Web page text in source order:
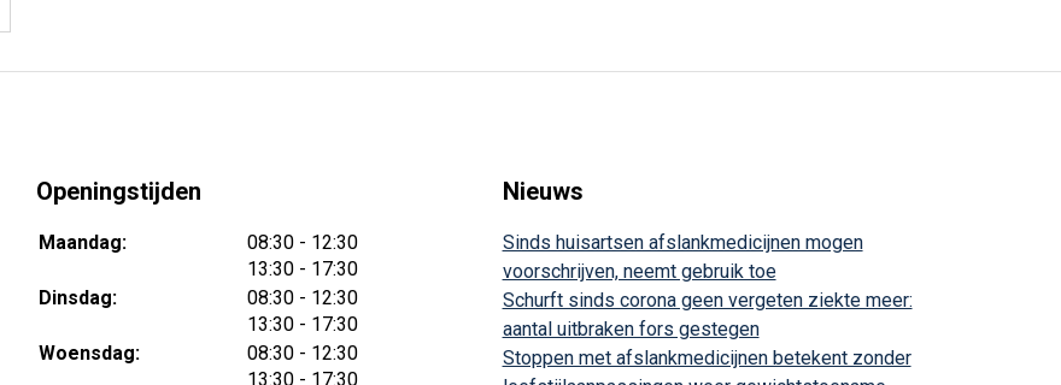
Openingstijden
Maandag: 08:30 tot
- 12:30
13:30 tot
- 17:30
Dinsdag:
08:30 tot
- 12:30
13:30 tot
- 17:30
Woensdag:
08:30 tot
- 12:30
13:30 tot
- 17:30
Nieuws
Sinds huisartsen afslankmedicijnen mogen
voorschrijven, neemt gebruik toe
Schurft sinds corona geen vergeten ziekte meer:
aantal uitbraken fors gestegen
Stoppen met afslankmedicijnen betekent zonder